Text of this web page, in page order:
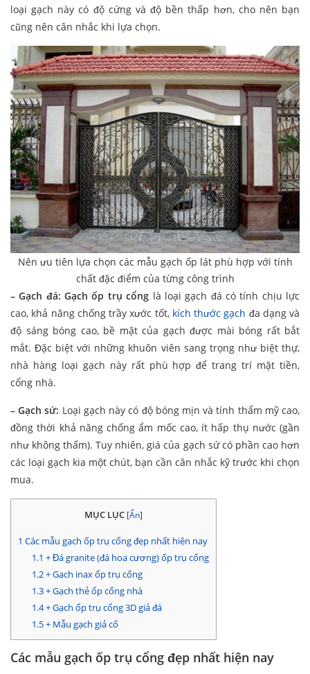
loại gạch này có độ cứng và độ bền thấp hơn, cho nên bạn
cũng nên cân nhắc khi lựa chọn.
Nên ưu tiên lựa chọn các mẫu gạch ốp lát phù hợp với tính
chất đặc điểm của từng công trình
– Gạch đá: Gạch ốp trụ cổng là loại gạch đá có tính chịu lực
cao, khả năng chống trầy xước tốt, kích thước gạch đa dạng và
độ sáng bóng cao, bề mặt của gạch được mài bóng rất bắt
mắt. Đặc biệt với những khuôn viên sang trọng như biệt thự,
nhà hàng loại gạch này rất phù hợp để trang trí mặt tiền,
cổng nhà.
– Gạch sứ: Loại gạch này có độ bóng mịn và tính thẩm mỹ cao,
đồng thời khả năng chống ẩm mốc cao, ít hấp thụ nước (gần
như không thấm). Tuy nhiên, giá của gạch sứ có phần cao hơn
các loại gạch kia một chút, bạn cần cân nhắc kỹ trước khi chọn
mua.
MỤC LỤC [Ẩn]
1 Các mẫu gạch ốp trụ cổng đẹp nhất hiện nay
1.1 + Đá granite (đá hoa cương) ốp trụ cổng
1.2+ Gạch inax ốp trụ cổng
1.3+ Gạch thẻ ốp cổng nhà
1.4+ Gạch ốp trụ cổng 3D giả đá
1.5+ Mẫu gạch giả cổ
Các mẫu gạch ốp trụ cổng đẹp nhất hiện nay